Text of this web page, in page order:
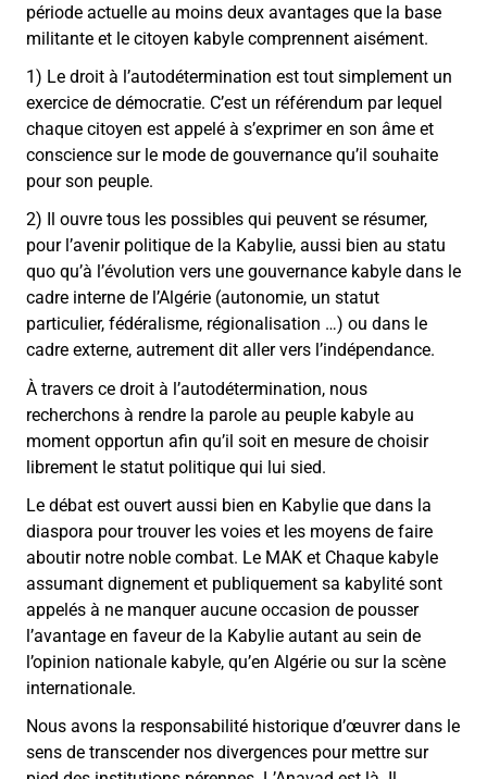
période actuelle au moins deux avantages que la base
militante et le citoyen kabyle comprennent aisément.
1) Le droit à l’autodétermination est tout simplement un
exercice de démocratie. C’est un référendum par lequel
chaque citoyen est appelé à s’exprimer en son âme et
conscience sur le mode de gouvernance qu’il souhaite
pour son peuple.
2) Il ouvre tous les possibles qui peuvent se résumer,
pour l’avenir politique de la Kabylie, aussi bien au statu
quo qu’à l’évolution vers une gouvernance kabyle dans le
cadre interne de l’Algérie (autonomie, un statut
particulier, fédéralisme, régionalisation …) ou dans le
cadre externe, autrement dit aller vers l’indépendance.
À travers ce droit à l’autodétermination, nous
recherchons à rendre la parole au peuple kabyle au
moment opportun afin qu’il soit en mesure de choisir
librement le statut politique qui lui sied.
Le débat est ouvert aussi bien en Kabylie que dans la
diaspora pour trouver les voies et les moyens de faire
aboutir notre noble combat. Le MAK et Chaque kabyle
assumant dignement et publiquement sa kabylité sont
appelés à ne manquer aucune occasion de pousser
l’avantage en faveur de la Kabylie autant au sein de
l’opinion nationale kabyle, qu’en Algérie ou sur la scène
internationale.
Nous avons la responsabilité historique d’œuvrer dans le
sens de transcender nos divergences pour mettre sur